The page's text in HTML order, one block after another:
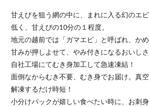
甘えびを狙う網の中に、まれに入る幻のエ
低く、甘えびの10分の１程度。
地元の越前では「ガマエビ」と呼ばれ、か
甘みが押しよせて、やみ付きになるおいしさ
自社工場にてむき身加工して急速凍結！
面倒なからむき不要、むき身でお届け。真
解凍するだけ時短！
小分けパックが嬉しい食べたい時に、お刺